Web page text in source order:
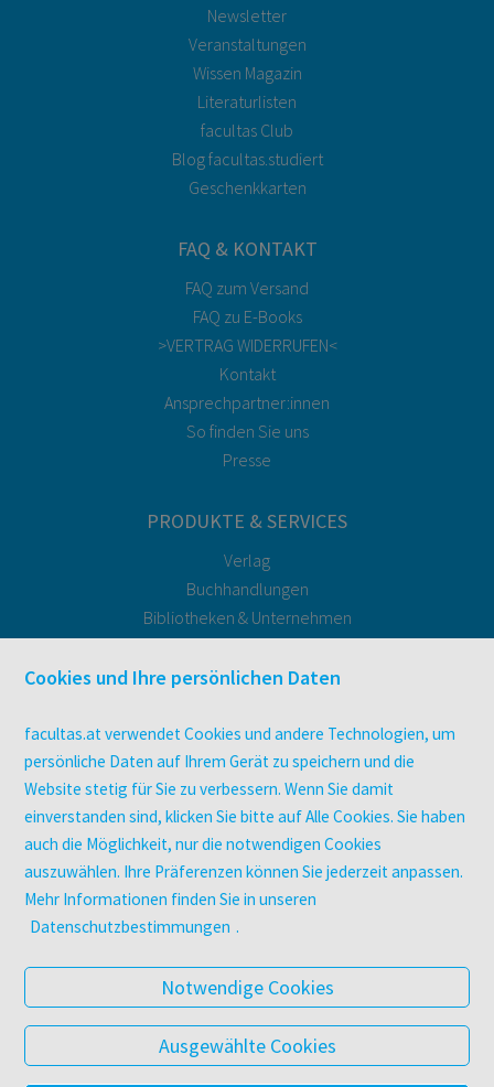
Newsletter
Veranstaltungen
Wissen Magazin
Literaturlisten
facultas Club
Blog facultas.studiert
Geschenkkarten
FAQ & KONTAKT
FAQ zum Versand
FAQ zu E-Books
>VERTRAG WIDERRUFEN<
Kontakt
Ansprechpartner:innen
So finden Sie uns
Presse
PRODUKTE & SERVICES
Verlag
Buchhandlungen
Bibliotheken & Unternehmen
Druckerei facultas druckt.
Zeitschriften
Digitale Angebote
UNTERNEHMEN
Über facultas
facultas Kooperationen
Arbeiten bei facultas
Datenschutz & Cookies
AGB
Barrierefreiheit
Cookies und Ihre persönlichen Daten
facultas.at verwendet Cookies und andere Technologien, um
persönliche Daten auf Ihrem Gerät zu speichern und die
Website stetig für Sie zu verbessern. Wenn Sie damit
einverstanden sind, klicken Sie bitte auf Alle Cookies. Sie haben
auch die Möglichkeit, nur die notwendigen Cookies
auszuwählen. Ihre Präferenzen können Sie jederzeit anpassen.
Mehr Informationen finden Sie in unseren
Datenschutzbestimmungen .
Notwendige Cookies
Ausgewählte Cookies